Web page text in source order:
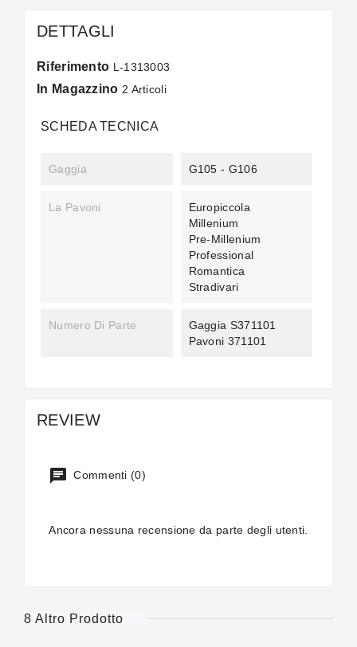
DETTAGLI
Riferimento L-1313003
In Magazzino 2 Articoli
SCHEDA TECNICA
Gaggia G105 - G106
La Pavoni
Europiccola
Millenium
Pre-Millenium
Professional
Romantica
Stradivari
Numero Di Parte
Gaggia S371101
Pavoni 371101
REVIEW
Commenti (0)
Ancora nessuna recensione da parte degli utenti.
8 Altro Prodotto